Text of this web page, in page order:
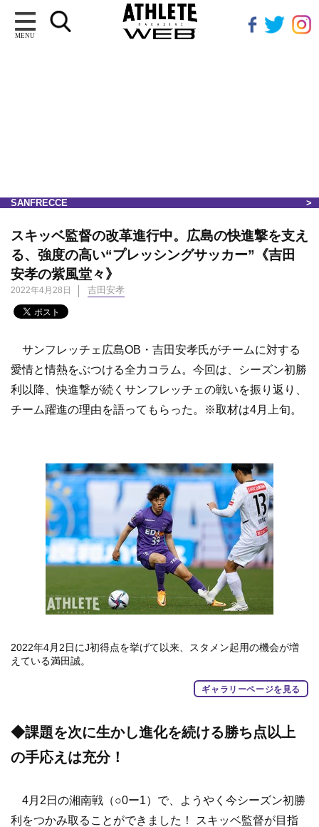
MENU
SANFRECCE
スキッベ監督の改革進行中。広島の快進撃を支え
る、強度の高い“プレッシングサッカー”《吉田
安孝の紫風堂々》
2022年4月28日 吉田安孝
サンフレッチェ広島OB・吉田安孝氏がチームに対する
愛情と情熱をぶつける全力コラム。今回は、シーズン初勝
利以降、快進撃が続くサンフレッチェの戦いを振り返り、
チーム躍進の理由を語ってもらった。※取材は4月上旬。
2022年4月2日にJ初得点を挙げて以来、スタメン起用の機会が増
えている満田誠。
ギャラリーページを見る
◆課題を次に生かし進化を続ける勝ち点以上
の手応えは充分！
4月2日の湘南戦（○0ー1）で、ようやく今シーズン初勝
利をつかみ取ることができました！ スキッベ監督が目指